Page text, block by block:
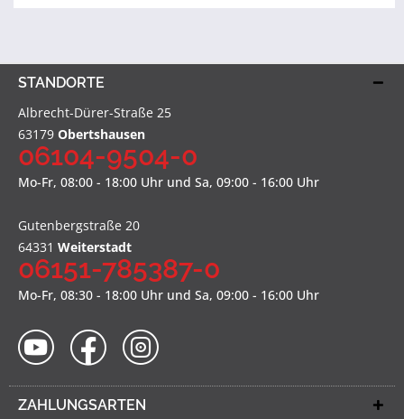
STANDORTE
Albrecht-Dürer-Straße 25
63179 Obertshausen
06104-9504-0
Mo-Fr, 08:00 - 18:00 Uhr und Sa, 09:00 - 16:00 Uhr
Gutenbergstraße 20
64331 Weiterstadt
06151-785387-0
Mo-Fr, 08:30 - 18:00 Uhr und Sa, 09:00 - 16:00 Uhr
ZAHLUNGSARTEN